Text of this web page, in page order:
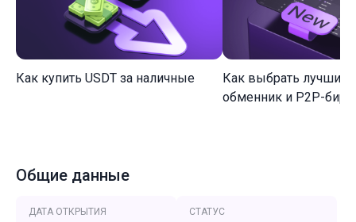
Как купить USDT за наличные
Как выбрать лучший
обменник и P2P-
Общие данные
ДАТА ОТКРЫТИЯ СТАТУС